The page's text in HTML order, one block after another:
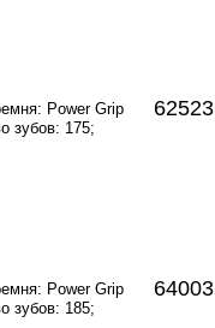
Power Grip
зубов: 175;
62523
Power Grip
зубов: 185;
64003